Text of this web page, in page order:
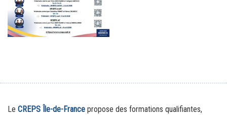
Le CREPS Île-de-France propose des formations qualifiantes,